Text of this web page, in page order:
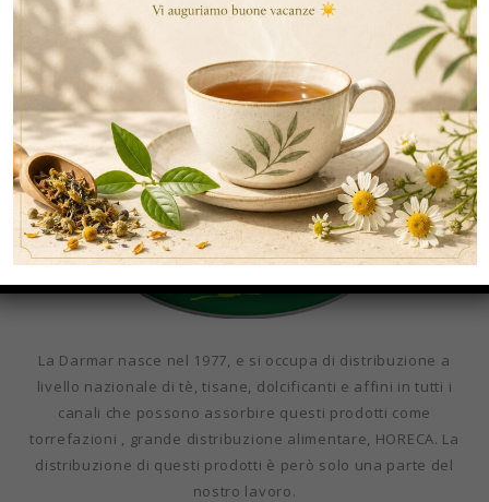
CATEGORIE
La Darmar nasce nel 1977, e si occupa di distribuzione a
livello nazionale di tè, tisane, dolcificanti e affini in tutti i
canali che possono assorbire questi prodotti come
torrefazioni , grande distribuzione alimentare, HORECA. La
distribuzione di questi prodotti è però solo una parte del
nostro lavoro.